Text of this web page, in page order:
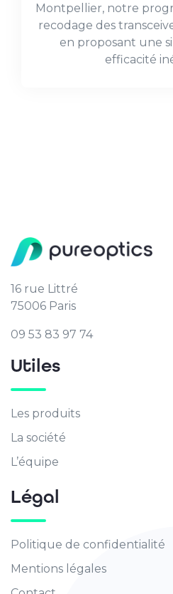
Montpellier, notre
recodage des
en proposant une
efficacité
16 rue Littré
75006 Paris
09 53 83 97 74
Utiles
Les produits
La société
L’équipe
Légal
Politique de confidentialité
Mentions légales